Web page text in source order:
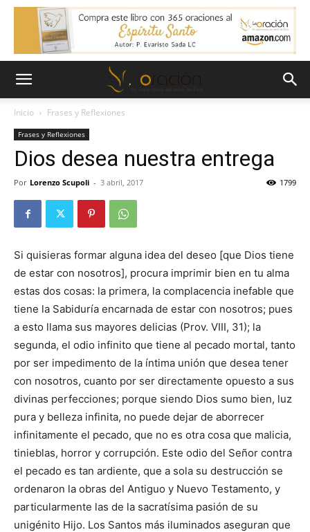
Inicio Frases y Reflexiones
Frases y Reflexiones
Dios desea nuestra entrega
Por Lorenzo Scupoli - 3 abril, 2017 1799
Si quisieras formar alguna idea del deseo [que Dios tiene
de estar con nosotros], procura imprimir bien en tu alma
estas dos cosas: la primera, la complacencia inefable que
tiene la Sabiduría encarnada de estar con nosotros; pues
a esto llama sus mayores delicias (Prov. VIII, 31); la
segunda, el odio infinito que tiene al pecado mortal, tanto
por ser impedimento de la íntima unión que desea tener
con nosotros, cuanto por ser directamente opuesto a sus
divinas perfecciones; porque siendo Dios sumo bien, luz
pura y belleza infinita, no puede dejar de aborrecer
infinitamente el pecado, que no es otra cosa que malicia,
tinieblas, horror y corrupción. Este odio del Señor contra
el pecado es tan ardiente, que a sola su destrucción se
ordenaron la obras del Antiguo y Nuevo Testamento, y
particularmente las de la sacratísima pasión de su
unigénito Hijo. Los Santos más iluminados aseguran que